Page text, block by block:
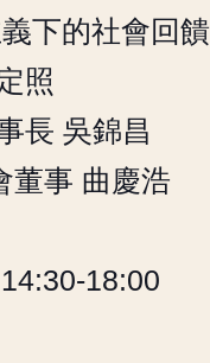
下的社會回饋
照
長 吳錦昌
曲慶浩
18:00